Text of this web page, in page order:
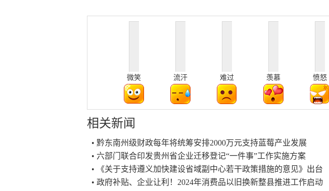
微笑 流汗 难过 羡慕 愤怒
相关新闻
• 黔东南州级财政每年将统筹安排2000万元支持蓝莓产业发展
• 六部门联合印发贵州省企业迁移登记“一件事”工作实施方案
• 《关于支持遵义加快建设省域副中心若干政策措施的意见》出台
• 政府补贴、企业让利！2024年消费品以旧换新整县推进工作启动